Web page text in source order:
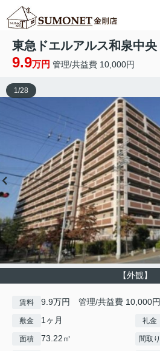
東急ドエルアルス和泉中央
9.9万円 管理/共益費 10,000円
【外観】
1/28
賃料 9.9万円 管理/共益費 10,000円
敷金 1ヶ月 礼金
面積 73.22㎡ 間取り